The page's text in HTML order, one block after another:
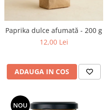
Paprika dulce afumată - 200 g
12,00 Lei
ADAUGA IN COS
NOU